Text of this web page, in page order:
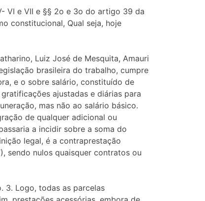
VI e VII e §§ 2o e 3o do artigo 39 da
constitucional, Qual seja, hoje
Luiz José de Mesquita, Amauri
brasileira do trabalho, cumpre
e o sobre salário, constituído de
ajustadas e diárias para
mas não ao salário básico.
de qualquer adicional ou
a incidir sobre a soma do
legal, é a contraprestação
sendo nulos quaisquer contratos ou
3. Logo, todas as parcelas